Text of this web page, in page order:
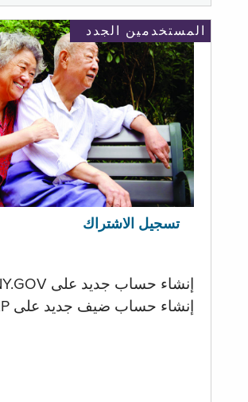
المستخدمين الجدد
تسجيل الاشتراك
إنشاء حساب جديد على NY.GOV
إنشاء حساب ضيف جديد على SNAP